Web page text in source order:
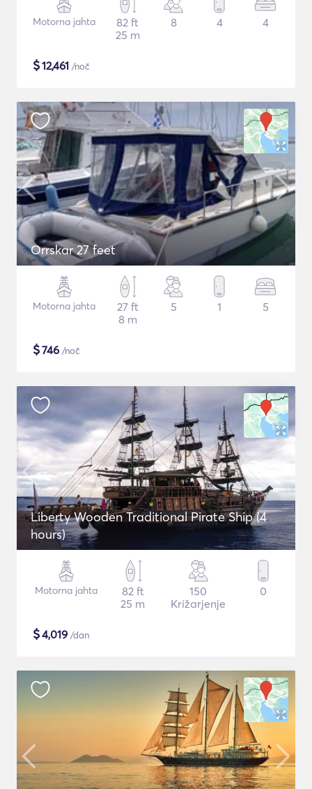
Motorna jahta
82 ft
25 m
8 4 4
$12,461 /noč
Orrskar 27 feet
Motorna jahta
27 ft
8 m
5 1 5
$746 /noč
Liberty Wooden Traditional Pirate Ship (4
hours)
Motorna jahta
82 ft
25 m
150
Križarjenje
0
$4,019 /dan